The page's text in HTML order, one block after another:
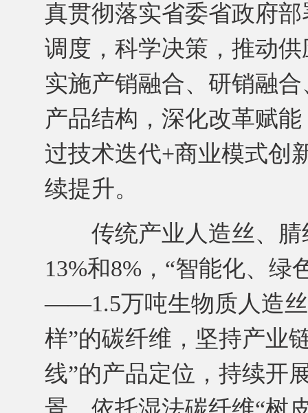
真贯彻落实省委省政府
调度，科学决策，推动
实施产销融合、研销融
产品结构，深化改革赋
过技术迭代+商业模式创
续提升。
传统产业人造丝、腈
13%和8%，“智能化、
——1.5万吨生物质人造丝
样”的碳纤维，坚持产业
线”的产品定位，持续开